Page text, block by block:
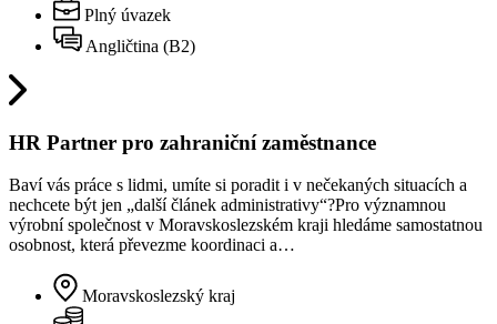
Plný úvazek
Angličtina (B2)
HR Partner pro zahraniční zaměstnance
Baví vás práce s lidmi, umíte si poradit i v nečekaných situacích a
nechcete být jen „další článek administrativy“?Pro významnou
výrobní společnost v Moravskoslezském kraji hledáme samostatnou
osobnost, která převezme koordinaci a…
Moravskoslezský kraj